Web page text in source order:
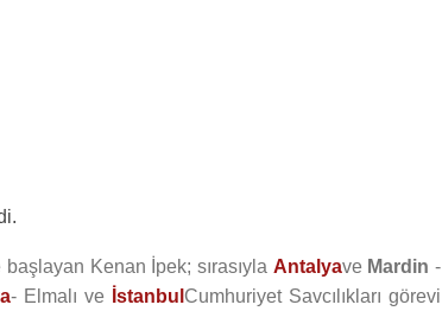
Kenan İpek; sırasıyla Antalyave Mardin-
- Elmalı ve İstanbul Cumhuriyet Savcılıkları görevi